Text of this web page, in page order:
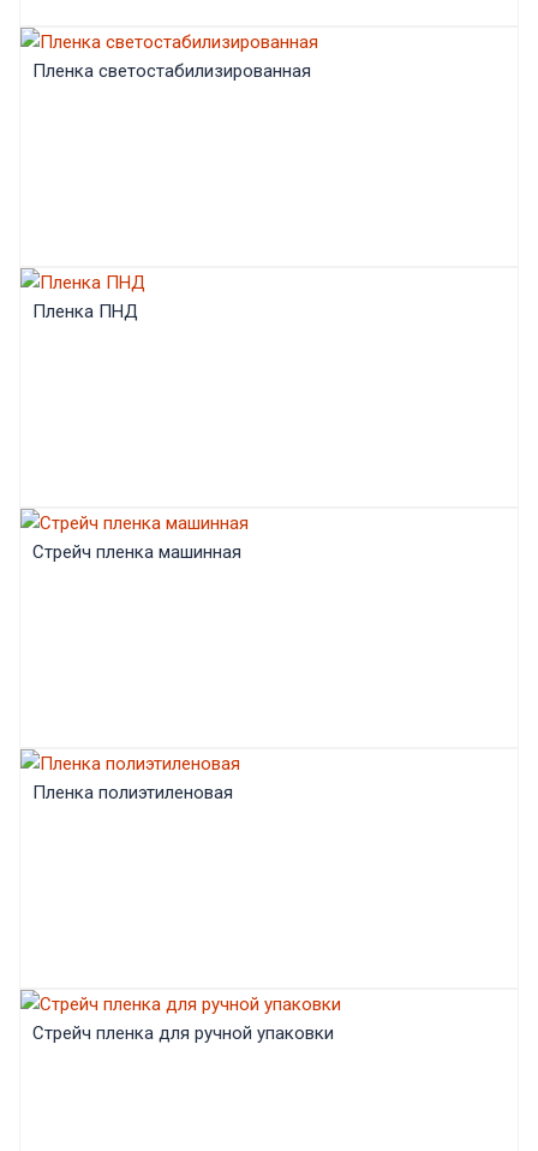
Пленка светостабилизированная
Пленка ПНД
Стрейч пленка машинная
Пленка полиэтиленовая
Стрейч пленка для ручной упаковки